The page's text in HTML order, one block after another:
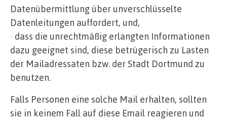
Datenübermittlung über unverschlüsselte
Datenleitungen auffordert, und,
· dass die unrechtmäßig erlangten Informationen
dazu geeignet sind, diese betrügerisch zu Lasten
der Mailadressaten bzw. der Stadt Dortmund zu
benutzen.
Falls Personen eine solche Mail erhalten, sollten
sie in keinem Fall auf diese Email reagieren und